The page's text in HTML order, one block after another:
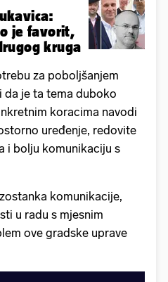
kruga
za poboljšanjem
je ta tema duboko
koracima navodi
uređenje, redovite
i bolju komunikaciju s
komunikacije,
u radu s mjesnim
ove gradske uprave